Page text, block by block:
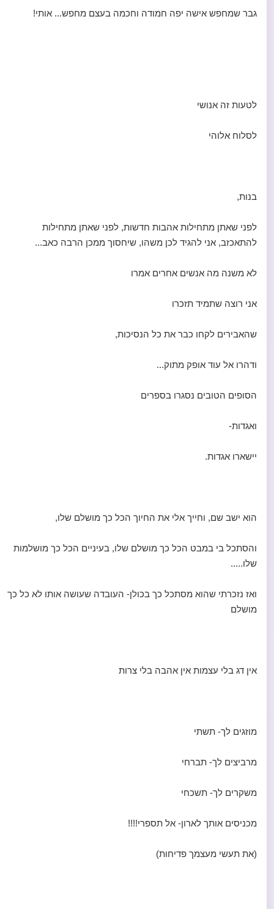
גבר שמחפש אישה יפה חמודה וחכמה בעצם מחפש... אותי!
לטעות זה אנושי
לסלוח אלוהי
בנות,
לפני שאתן מתחילות אהבות חדשות, לפני שאתן מתחילות
להתאכזב, אני להגיד לכן משהו, שיחסוך ממכן הרבה כאב...
לא משנה מה אנשים אחרים אמרו
אני רוצה שתמיד תזכרו
שהאבירים לקחו כבר את כל הנסיכות,
ודהרו אל עוד אופק מתוק...
הסופים הטובים נסגרו בספרים
ואגדות-
יישארו אגדות.
הוא ישב שם, וחייך אלי את החיוך הכל כך מושלם שלו,
והסתכל בי במבט הכל כך מושלם שלו, בעיניים הכל כך מושלמות
שלו.....
ואז נזכרתי שהוא מסתכל כך בכולן- העובדה שעושה אותו לא כל כך
מושלם
אין דג בלי עצמות אין אהבה בלי צרות
מוזגים לך- תשתי
מרביצים לך- תברחי
משקרים לך- תשכחי
מכניסים אותך לארון- אל תספרי!!!!
(את תעשי מעצמך פדיחות)